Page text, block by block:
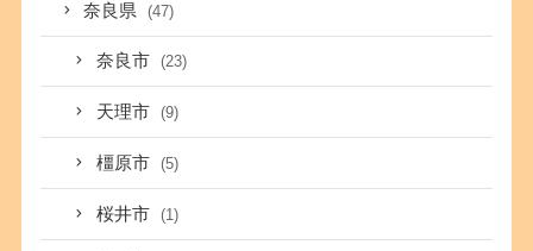
奈良県 (47)
奈良市 (23)
天理市 (9)
橿原市 (5)
桜井市 (1)